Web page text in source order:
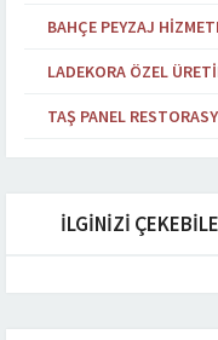
BAHÇE PEYZAJ
LADEKORA ÖZEL
TAŞ PANEL
İLGİNİZİ